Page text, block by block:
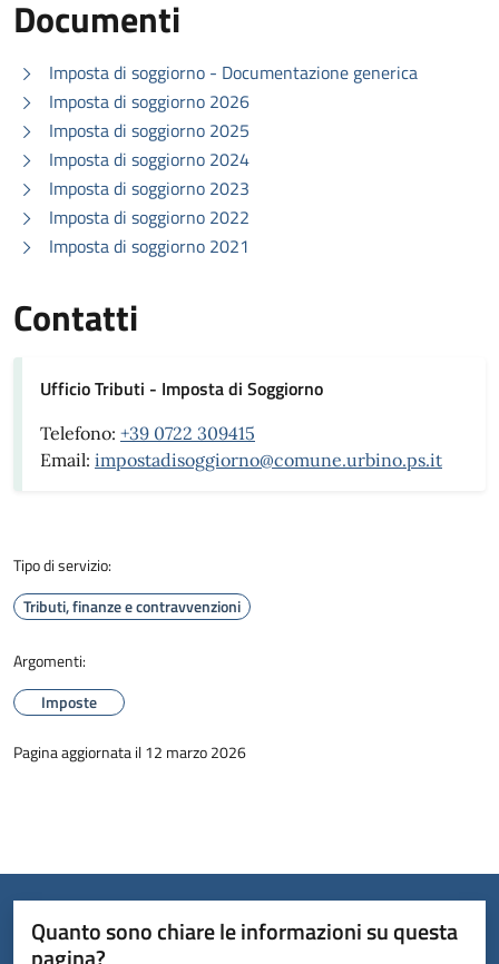
Documenti
Imposta di soggiorno - Documentazione generica
Imposta di soggiorno 2026
Imposta di soggiorno 2025
Imposta di soggiorno 2024
Imposta di soggiorno 2023
Imposta di soggiorno 2022
Imposta di soggiorno 2021
Contatti
Ufficio Tributi - Imposta di Soggiorno
Telefono: +39 0722 309415
Email: impostadisoggiorno@comune.urbino.ps.it
Tipo di servizio:
Tributi, finanze e contravvenzioni
Argomenti:
Imposte
Pagina aggiornata il 12 marzo 2026
Quanto sono chiare le informazioni su questa